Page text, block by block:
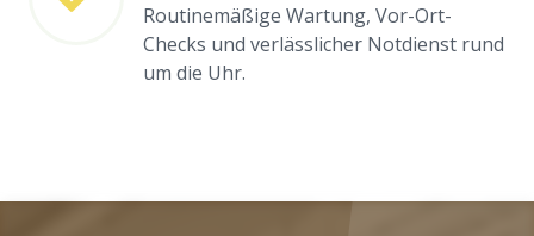
Routinemäßige Wartung, Vor-Ort-
Checks und verlässlicher Notdienst rund
um die Uhr.